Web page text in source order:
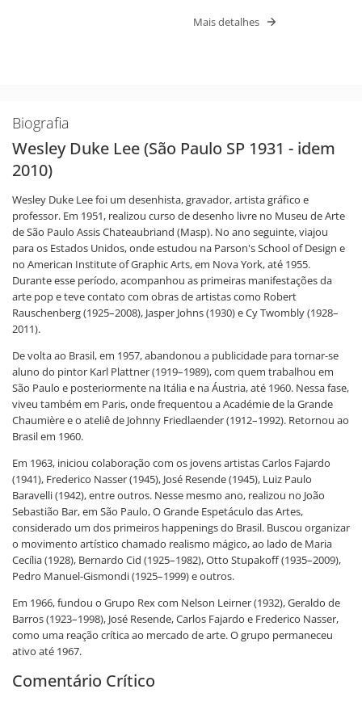
Mais detalhes
Biografia
Wesley Duke Lee (São Paulo SP 1931 - idem
2010)
Wesley Duke Lee foi um desenhista, gravador, artista gráfico e
professor. Em 1951, realizou curso de desenho livre no Museu de Arte
de São Paulo Assis Chateaubriand (Masp). No ano seguinte, viajou
para os Estados Unidos, onde estudou na Parson's School of Design e
no American Institute of Graphic Arts, em Nova York, até 1955.
Durante esse período, acompanhou as primeiras manifestações da
arte pop e teve contato com obras de artistas como Robert
Rauschenberg (1925–2008), Jasper Johns (1930) e Cy Twombly (1928–
2011).
De volta ao Brasil, em 1957, abandonou a publicidade para tornar-se
aluno do pintor Karl Plattner (1919–1989), com quem trabalhou em
São Paulo e posteriormente na Itália e na Áustria, até 1960. Nessa fase,
viveu também em Paris, onde frequentou a Académie de la Grande
Chaumière e o ateliê de Johnny Friedlaender (1912–1992). Retornou ao
Brasil em 1960.
Em 1963, iniciou colaboração com os jovens artistas Carlos Fajardo
(1941), Frederico Nasser (1945), José Resende (1945), Luiz Paulo
Baravelli (1942), entre outros. Nesse mesmo ano, realizou no João
Sebastião Bar, em São Paulo, O Grande Espetáculo das Artes,
considerado um dos primeiros happenings do Brasil. Buscou organizar
o movimento artístico chamado realismo mágico, ao lado de Maria
Cecília (1928), Bernardo Cid (1925–1982), Otto Stupakoff (1935–2009),
Pedro Manuel-Gismondi (1925–1999) e outros.
Em 1966, fundou o Grupo Rex com Nelson Leirner (1932), Geraldo de
Barros (1923–1998), José Resende, Carlos Fajardo e Frederico Nasser,
como uma reação crítica ao mercado de arte. O grupo permaneceu
ativo até 1967.
Comentário Crítico